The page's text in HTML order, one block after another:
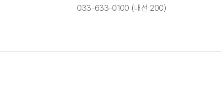
033-633-0100 (내선 200)